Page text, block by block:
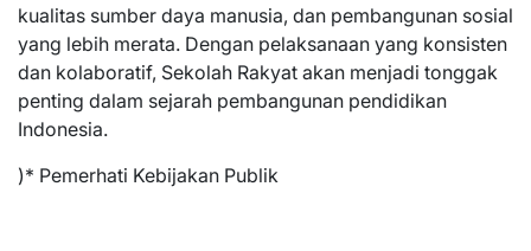
kualitas sumber daya manusia, dan pembangunan sosial
yang lebih merata. Dengan pelaksanaan yang konsisten
dan kolaboratif, Sekolah Rakyat akan menjadi tonggak
penting dalam sejarah pembangunan pendidikan
Indonesia.
)* Pemerhati Kebijakan Publik